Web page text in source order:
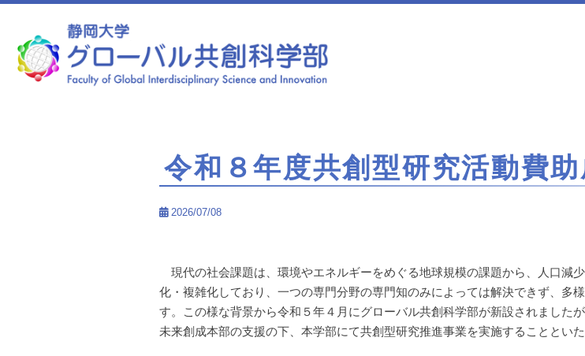
令和８年度共創型研究活動費
2026/07/08
現代の社会課題は、環境やエネルギーをめぐる地球規模の課題から、人口減
化・複雑化しており、一つの専門分野の専門知のみによっては解決できず、多
す。この様な背景から令和５年４月にグローバル共創科学部が新設されました
未来創成本部の支援の下、本学部にて共創型研究推進事業を実施することといた